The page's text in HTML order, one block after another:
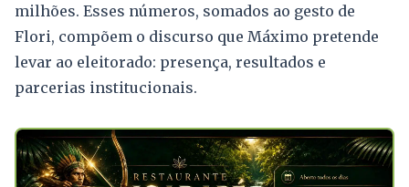
milhões. Esses números, somados ao gesto de
Flori, compõem o discurso que Máximo pretende
levar ao eleitorado: presença, resultados e
parcerias institucionais.